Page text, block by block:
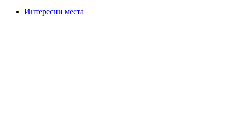
Интересни места